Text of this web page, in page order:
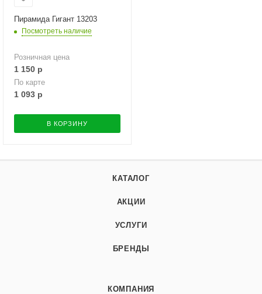
Пирамида Гигант 13203
Посмотреть наличие
Розничная цена
1 150 р
По карте
1 093 р
В КОРЗИНУ
КАТАЛОГ
АКЦИИ
УСЛУГИ
БРЕНДЫ
КОМПАНИЯ